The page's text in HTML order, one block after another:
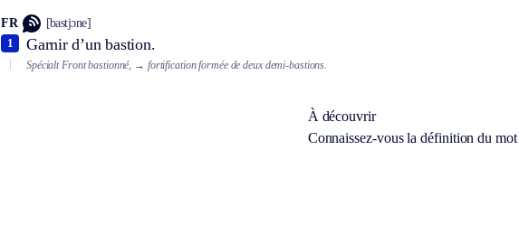
FR [bastjɔne]
Garnir d’un bastion.
1
Spécialt Front bastionné, → fortification formée de deux demi-bastions.
À découvrir
Connaissez-vous la définition du mot